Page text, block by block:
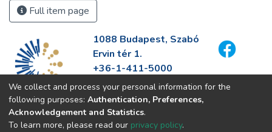
Full item page
1088 Budapest, Szabó
Ervin tér 1.
+36-1-411-5000
info@fszek.hu
https://fszek.hu
We collect and process your personal information for the
following purposes: Authentication, Preferences,
Acknowledgement and Statistics.
To learn more, please read our privacy policy.